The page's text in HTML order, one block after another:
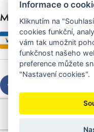
Možnosti platby
Copyright © 2026 Sedláček
Created byOLC Webdesign
Informace o
Kliknutím na
cookies funkční,
vám tak umožnit
funkčnost našeho
preference můžete
"Nastavení cookies".